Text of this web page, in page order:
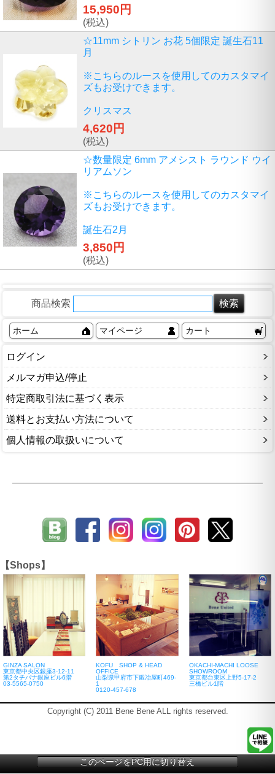
15,950円
(税込)
☆11mm シトリン お花 5個限定 誕生石11
月
※こちらのルースを使用してのカスタマイ
ズもお受けできます。
クリスマス
4,620円
(税込)
☆数量限定 6mm アメシスト ラウンド ウイ
リアムソン
※こちらのルースを使用してのカスタマイ
ズもお受けできます。
誕生石2月
3,850円
(税込)
商品検索
ホーム マイページ カート
ログイン
メルマガ申込/停止
特定商取引法に基づく表示
送料とお支払い方法について
個人情報の取扱いについて
【Shops】
GINZA SALON
東京都中央区銀座3-12-11
第2タチバナ銀座ビル6階
03-5565-0750
KOFU SHOP & HEAD
OFFICE
山梨県甲府市下鍛冶屋町469-
1
0120-457-678
OKACHI-MACHI LOOSE
SHOWROOM
東京都台東区上野5-17-2
三橋ビル1階
Copyright (C) 2011 Bene Bene ALL rights reserved.
このページをPC用に切り替え